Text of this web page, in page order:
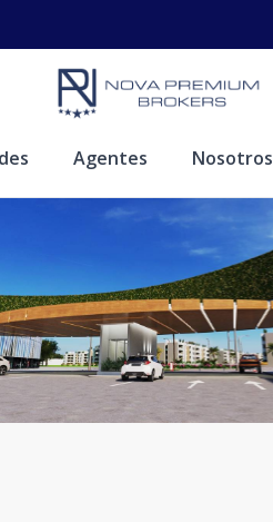
Agentes Nosotros